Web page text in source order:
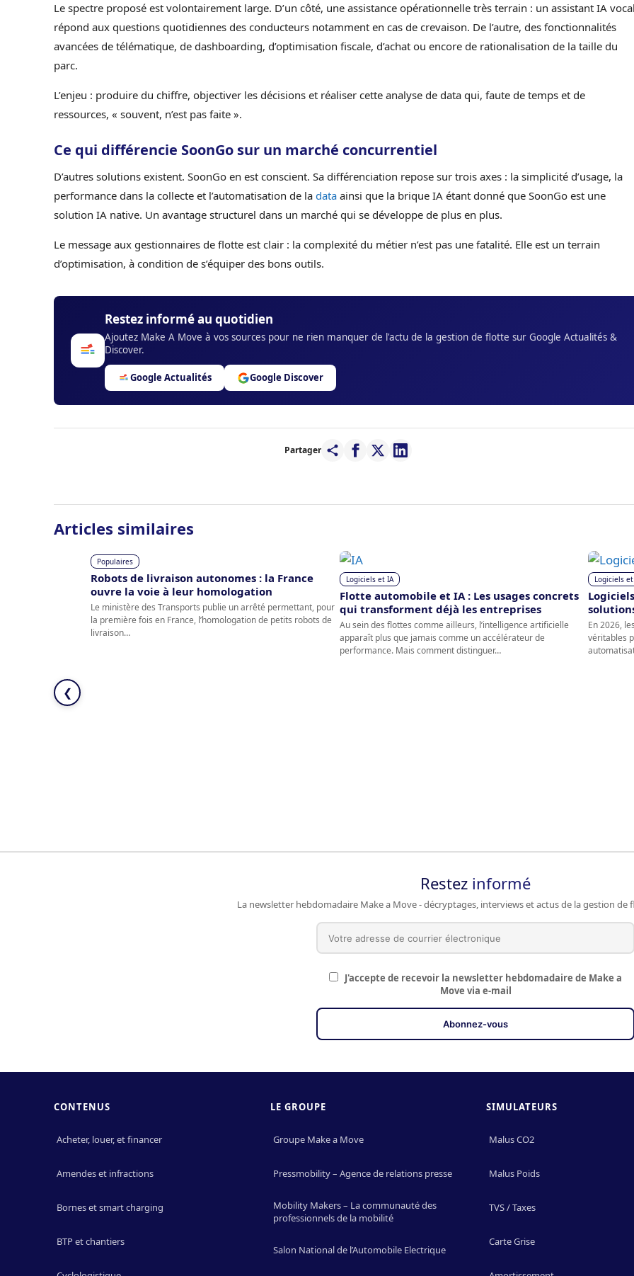
Le spectre proposé est volontairement large. D’un côté, une assistance opérationnelle très terrain : un assistant IA
répond aux questions quotidiennes des conducteurs notamment en cas de crevaison. De l’autre, des fonctionnalités
avancées de télématique, de dashboarding, d’optimisation fiscale, d’achat ou encore de rationalisation de la taille du
parc.
L’enjeu : produire du chiffre, objectiver les décisions et réaliser cette analyse de data qui, faute de temps et de
ressources, « souvent, n’est pas faite ».
Ce qui différencie SoonGo sur un marché concurrentiel
D’autres solutions existent. SoonGo en est conscient. Sa différenciation repose sur trois axes : la simplicité d’usage, la
performance dans la collecte et l’automatisation de la data ainsi que la brique IA étant donné que SoonGo est une
solution IA native. Un avantage structurel dans un marché qui se développe de plus en plus.
Le message aux gestionnaires de flotte est clair : la complexité du métier n’est pas une fatalité. Elle est un terrain
d’optimisation, à condition de s’équiper des bons outils.
Restez informé au quotidien
Ajoutez Make A Move à vos sources pour ne rien manquer de l'actu de la gestion de flotte sur Google Actualités &
Discover.
Google Actualités Google Discover
Partager
Articles similaires
❮
Populaires
Robots de livraison autonomes : la France
ouvre la voie à leur homologation
Le ministère des Transports publie un arrêté permettant, pour
la première fois en France, l’homologation de petits robots de
livraison…
Logiciels et IA
Flotte automobile et IA : Les usages concrets
qui transforment déjà les entreprises
Au sein des flottes comme ailleurs, l’intelligence artificielle
apparaît plus que jamais comme un accélérateur de
performance. Mais comment distinguer…
Logiciels
En 2026,
véritables
Restez informé
La newsletter hebdomadaire Make a Move - décryptages, interviews et actus de la gestion de
J'accepte de recevoir la newsletter hebdomadaire de Make a
Move via e-mail
CONTENUS
Acheter, louer, et financer
Amendes et infractions
Bornes et smart charging
BTP et chantiers
LE GROUPE
Groupe Make a Move
Pressmobility – Agence de relations presse
Mobility Makers – La communauté des
professionnels de la mobilité
Salon National de l’Automobile Electrique
SIMULATEURS
Malus CO2
Malus Poids
TVS / Taxes
Carte Grise